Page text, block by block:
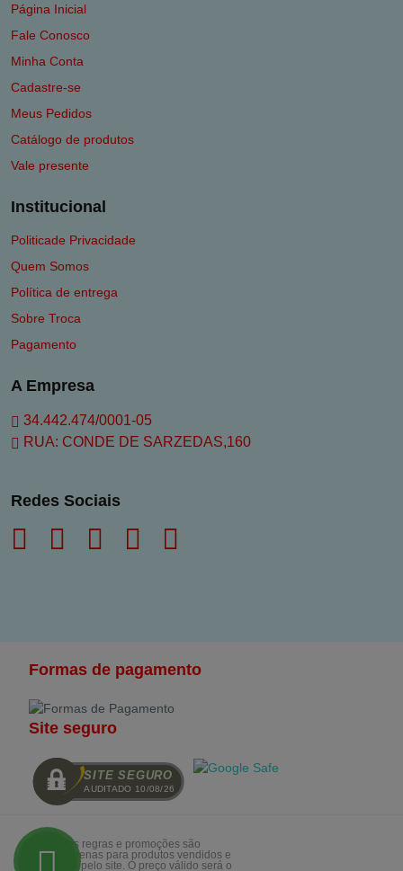
Página Inicial
Fale Conosco
Minha Conta
Cadastre-se
Meus Pedidos
Catálogo de produtos
Vale presente
Institucional
Politicade Privacidade
Quem Somos
Política de entrega
Sobre Troca
Pagamento
A Empresa
34.442.474/0001-05
RUA: CONDE DE SARZEDAS,160
Redes Sociais
Formas de pagamento
Site seguro
SITE SEGURO
AUDITADO 10/08/26
Todasa as regras e promoções são
válidas apenas para produtos vendidos e
entregues pelo site. O preço válido será o